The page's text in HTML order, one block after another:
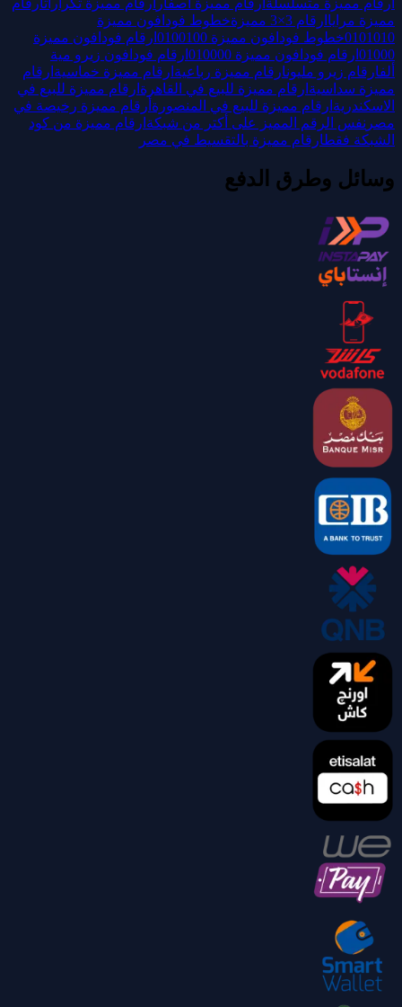
مميزة مرايا ارقام 3×3 مميزة
خطوط فودافون مميزة
0101010خطوط فودافون مميزة 0100100
ارقام فودافون مميزة
01000 ارقام فودافون مميزة 010000
ارقام فودافون زيرو مية
ألفارقام زيرو مليونارقام مميزة رباعية ارقام مميزة خماسية ارقام
مميزة سداسية ارقام مميزة للبيع في القاهرة ارقام مميزة للبيع في
الاسكندرية ارقام مميزة للبيع في المنصورة أرقام مميزة رخيصة في
مصر نفس الرقم المميز على أكتر من شبكة ارقام مميزة من كود
الشبكة فقطارقام مميزة بالتقسيط في مصر
وسائل وطرق الدفع